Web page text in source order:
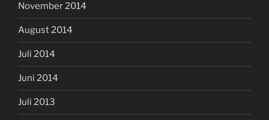
November 2014
August 2014
Juli 2014
Juni 2014
Juli 2013